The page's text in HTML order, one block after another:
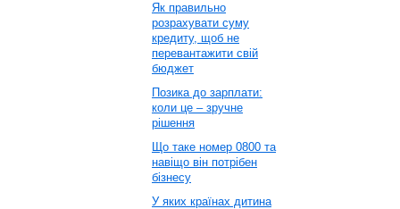
Як правильно
розрахувати суму
кредиту, щоб не
перевантажити свій
бюджет
Позика до зарплати:
коли це – зручне
рішення
Що таке номер 0800 та
навіщо він потрібен
бізнесу
У яких країнах дитина